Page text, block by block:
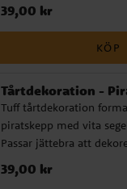
Pris:39,00 kr
39,00 kr
KÖP
Tårtdekoration -
Tuff tårtdekoration
piratskepp med vita
Passar jättebra att
ditt piratkalas. Din tårta
ut. Piratskeppet är ca 12
Pris:39,00 kr
39,00 kr